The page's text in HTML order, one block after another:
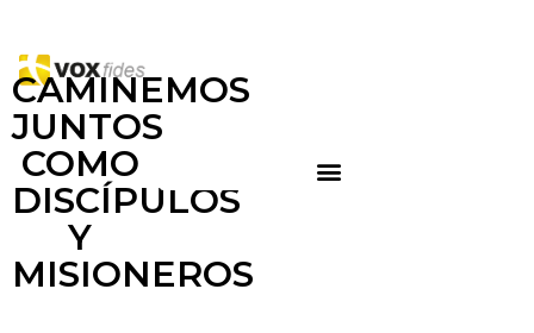
CAMINEMOS
JUNTOS
COMO
DISCÍPULOS
Y
MISIONEROS